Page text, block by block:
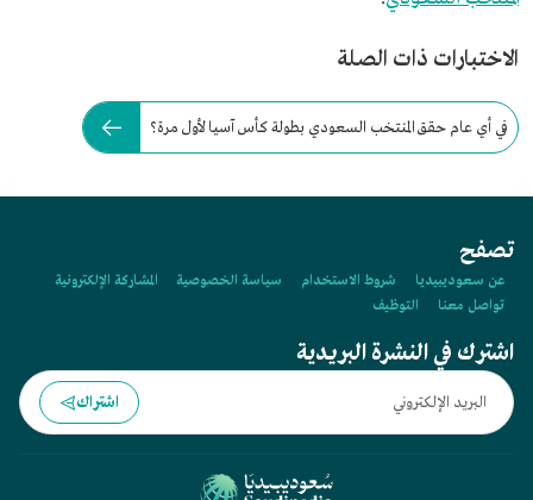
الاختبارات ذات الصلة
في أي عام حقق المنتخب السعودي بطولة كأس آسيا لأول مرة؟
تصفح
عن سعوديبيديا شروط الاستخدام سياسة الخصوصية
المشاركة الإلكترونية
تواصل معنا
التوظيف
اشترك في النشرة البريدية
اشتراك